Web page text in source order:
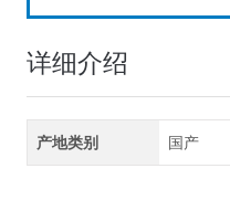
详细介绍
产地类别 国产